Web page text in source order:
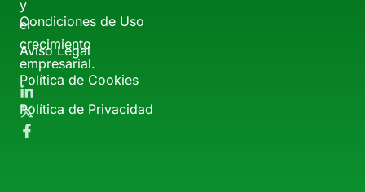
y
el
crecimiento
empresarial.
Condiciones de Uso
Aviso Legal
Política de Cookies
Política de Privacidad